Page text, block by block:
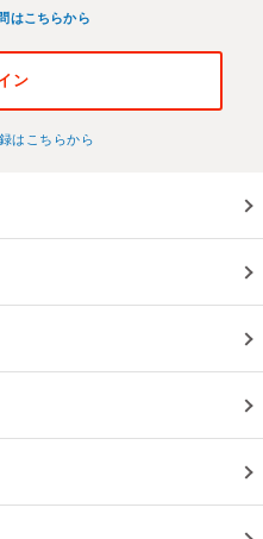
はこちらから
ン
はこちらから